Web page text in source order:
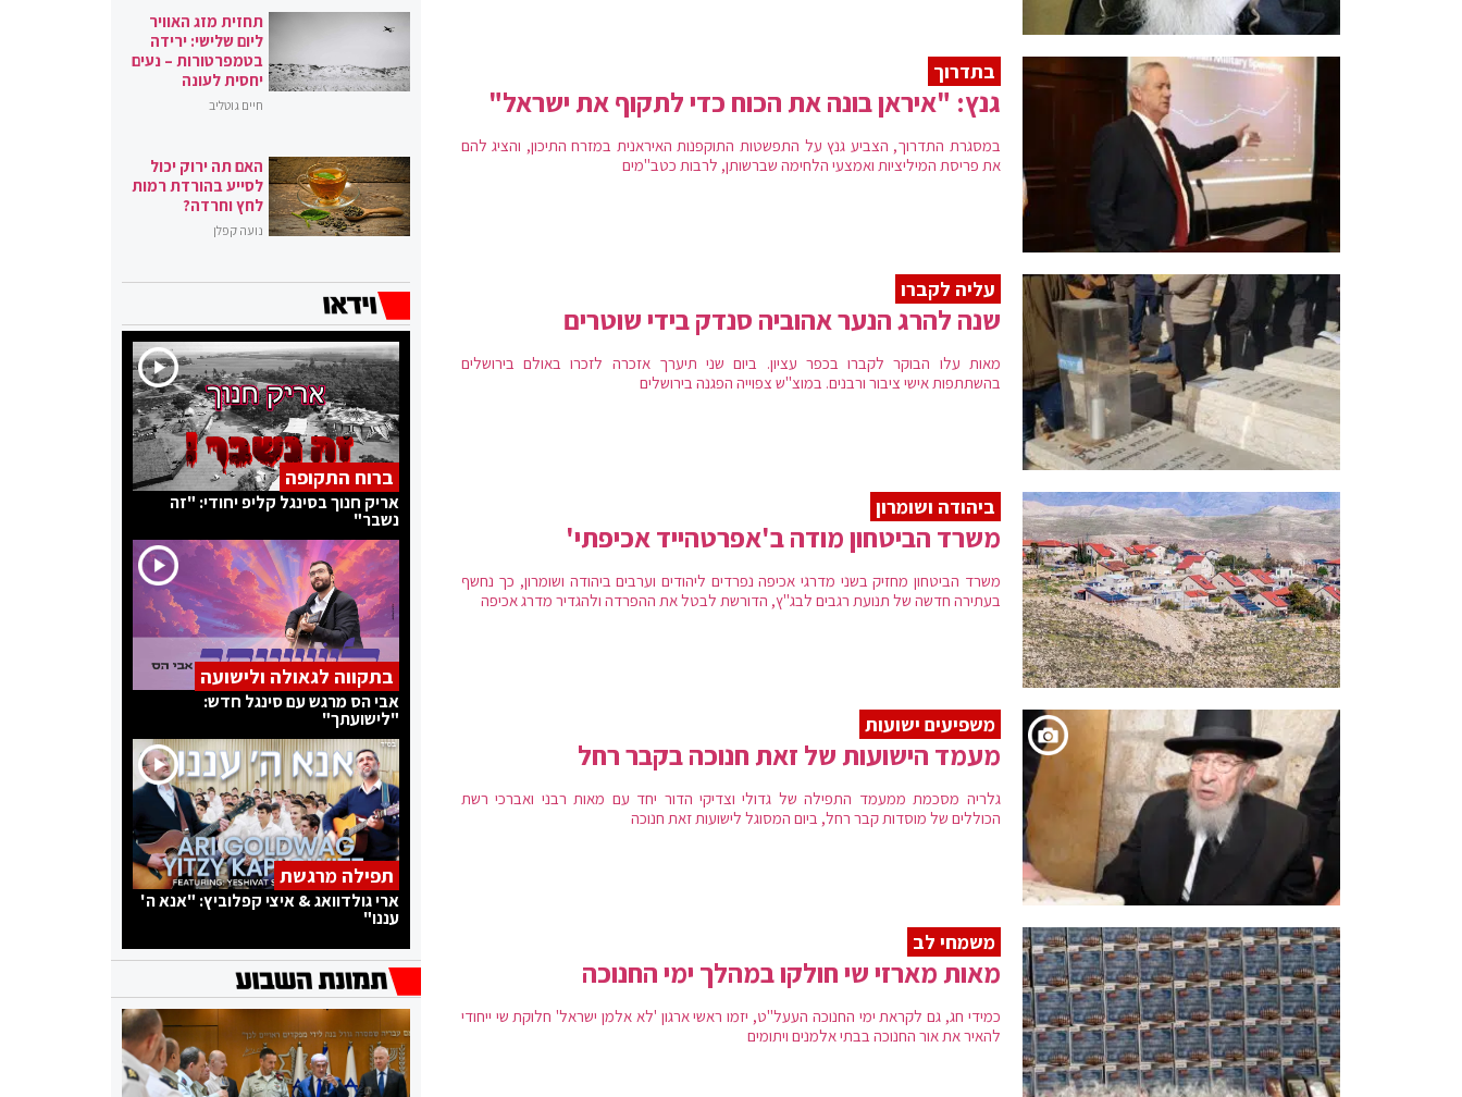
בתדרוך
גנץ: "איראן בונה את הכוח כדי לתקוף את ישראל"
במסגרת התדרוך, הצביע גנץ על התפשטות התוקפנות האיראנית במזרח התיכון, והציג להם
את פריסת המיליציות ואמצעי הלחימה שברשותן, לרבות כטב"מים
עליה לקברו
שנה להרג הנער אהוביה סנדק בידי שוטרים
מאות עלו הבוקר לקברו בכפר עציון. ביום שני תיערך אזכרה לזכרו באולם בירושלים
בהשתתפות אישי ציבור ורבנים. במוצ"ש צפוייה הפגנה בירושלים
ביהודה ושומרון
משרד הביטחון מודה ב'אפרטהייד אכיפתי'
משרד הביטחון מחזיק בשני מדרגי אכיפה נפרדים ליהודים וערבים ביהודה ושומרון, כך נחשף
בעתירה חדשה של תנועת רגבים לבג"ץ, הדורשת לבטל את ההפרדה ולהגדיר מדרג אכיפה
משפיעים ישועות
מעמד הישועות של זאת חנוכה בקבר רחל
גלריה מסכמת ממעמד התפילה של גדולי וצדיקי הדור יחד עם מאות רבני ואברכי רשת
הכוללים של מוסדות קבר רחל, ביום המסוגל לישועות זאת חנוכה
משמחי לב
מאות מארזי שי חולקו במהלך ימי החנוכה
כמידי חג, גם לקראת ימי החנוכה העעל"ט, יזמו ראשי ארגון 'לא אלמן ישראל' חלוקת שי ייחודי
להאיר את אור החנוכה בבתי אלמנים ויתומים
תחזית מזג האוויר
ליום שלישי: ירידה
בטמפרטורות – נעים
יחסית לעונה
חיים גוטליב
האם תה ירוק יכול
לסייע בהורדת רמות
לחץ וחרדה?
נועה קפלן
ברוח התקופה
אריק חנוך בסינגל קליפ יחודי: "זה
נשבר"
בתקווה לגאולה ולישועה
אבי הס מרגש עם סינגל חדש:
"לישועתך"
תפילה מרגשת
ארי גולדוואג & איצי קפלוביץ: "אנא ה'
עננו"